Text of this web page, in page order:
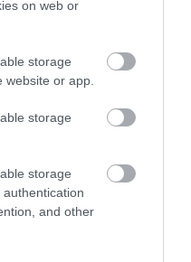
on web or
storage
website or app.
storage
storage
and other
agyunkkal dopamin
leszel elérhető a
WhatsApp
Ha valakinek